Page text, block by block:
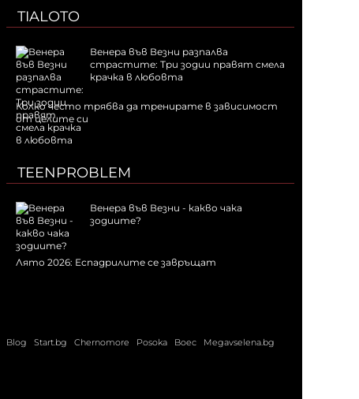
TIALOTO
Венера във Везни разпалва
страстите: Три зодии правят смела
крачка в любовта
Колко често трябва да тренирате в зависимост
от целите си
TEENPROBLEM
Венера във Везни - какво чака
зодиите?
Лято 2026: Еспадрилите се завръщат
Blog Start.bg Chernomore Posoka Boec Megavselena.bg